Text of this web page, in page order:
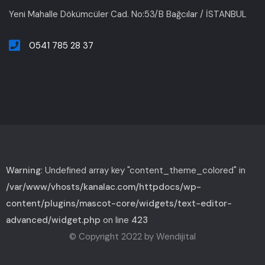
Yeni Mahalle Dökümcüler Cad. No:53/B Bağcılar / İSTANBUL
0541 785 28 37
Warning: Undefined array key "content_theme_colored" in
/var/www/vhosts/kanalac.com/httpdocs/wp-
content/plugins/mascot-core/widgets/text-editor-
advanced/widget.php on line 423
© Copyright 2022 by Wendijital